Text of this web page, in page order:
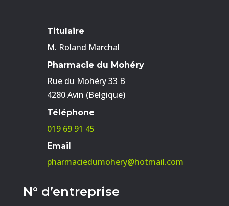
Titulaire
M. Roland Marchal
Pharmacie du Mohéry
Rue du Mohéry 33 B
4280 Avin (Belgique)
Téléphone
019 69 91 45
Email
pharmaciedumohery@hotmail.com
N° d’entreprise